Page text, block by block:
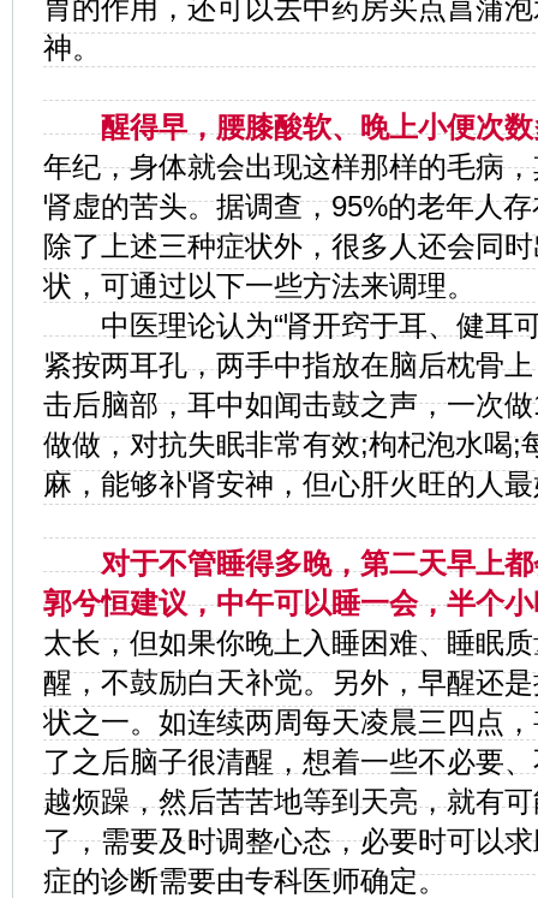
胃的作用，还可以去中药房买点菖蒲
神。
醒得早，腰膝酸软、晚上小便次
年纪，身体就会出现这样那样的毛病
肾虚的苦头。据调查，95%的老年人
除了上述三种症状外，很多人还会同
状，可通过以下一些方法来调理。
中医理论认为“肾开窍于耳、健耳可
紧按两耳孔，两手中指放在脑后枕骨
击后脑部，耳中如闻击鼓之声，一次
做做，对抗失眠非常有效;枸杞泡水喝;
麻，能够补肾安神，但心肝火旺的人
对于不管睡得多晚，第二天早上
郭兮恒建议，中午可以睡一会，半个
太长，但如果你晚上入睡困难、睡眠
醒，不鼓励白天补觉。另外，早醒还
状之一。如连续两周每天凌晨三四点
了之后脑子很清醒，想着一些不必要
越烦躁，然后苦苦地等到天亮，就有
了，需要及时调整心态，必要时可以
症的诊断需要由专科医师确定。